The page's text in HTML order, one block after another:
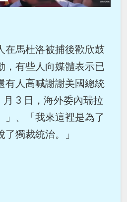
在馬杜洛被捕後歡欣鼓
，有些人向媒體表示已
有人高喊謝謝美國總統
月 3 日，海外委內瑞拉
」、「我來這裡是為了
獨裁統治。」